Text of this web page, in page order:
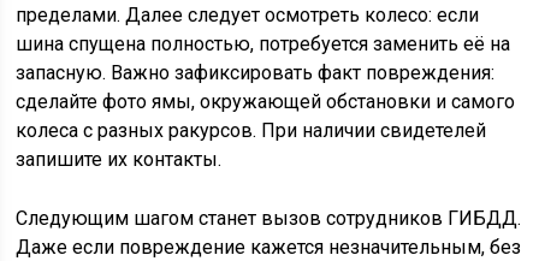
пределами. Далее следует осмотреть колесо: если
шина спущена полностью, потребуется заменить её на
запасную. Важно зафиксировать факт повреждения:
сделайте фото ямы, окружающей обстановки и самого
колеса с разных ракурсов. При наличии свидетелей
запишите их контакты.
Следующим шагом станет вызов сотрудников ГИБДД.
Даже если повреждение кажется незначительным, без